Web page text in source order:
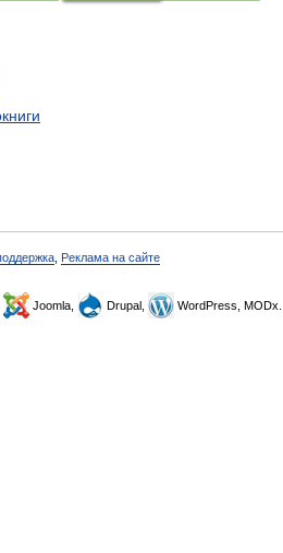
Реклама на сайте
Joomla, Drupal, WordPress, MODx.